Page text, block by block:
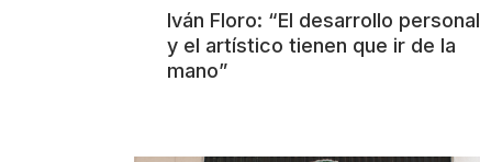
Iván Floro: “El desarrollo personal
y el artístico tienen que ir de la
mano”